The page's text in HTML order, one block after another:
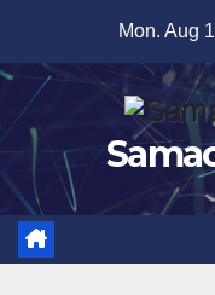
content
Mon. Aug